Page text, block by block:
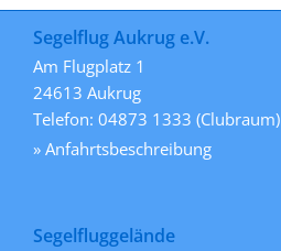
Segelflug Aukrug e.V.
Am Flugplatz 1
24613 Aukrug
Telefon: 04873 1333 (Clubraum)
» Anfahrtsbeschreibung
Segelfluggelände